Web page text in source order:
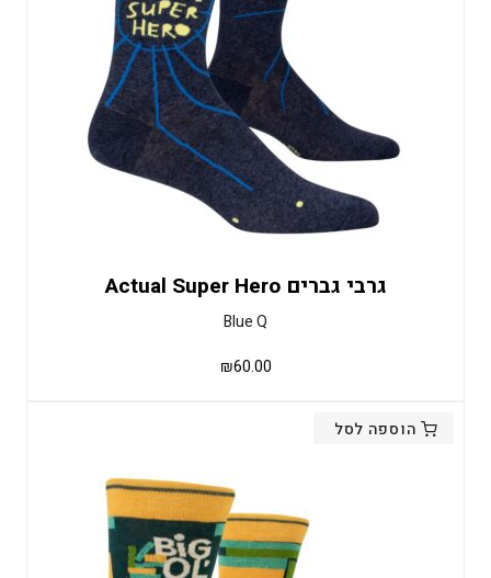
גרבי גברים Actual Super Hero
Blue Q
₪60.00
הוספה לסל